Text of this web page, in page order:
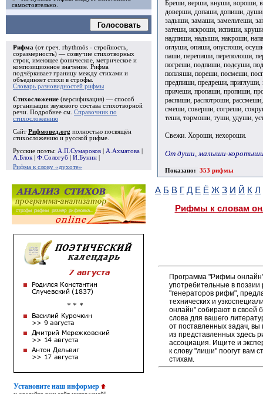
самостоятельно.
Голосовать
Рифма (от греч. rhythmós - стройность,
соразмерность) — созвучие стихотворных
строк, имеющее фоническое, метрическое и
композиционное значение. Рифма
подчёркивает границу между стихами и
объединяет стихи в строфы
Словарь разновидностей рифмы
Стихосложение (версификация) — способ
организации звукового состава стихотворной
речи. Подробнее см. Справочник по
стихосложению
Сайт Рифмовед.org полностью посвящён
стихосложению и русской рифме.
Русские поэты: А.П.Сумароков А.Ахматова
А.Блок
Ф.Сологуб И.Бунин
Рифма к слову «духоте»
Установите наш информер
Бреши, верши, внуши, вороши,
доверши, допаши, допиши,
задыши, замаши, замельтеши,
затеши, искроши, испиши,
надпиши, надыши, накроши,
оглуши, опиши, опустоши,
паши, перепиши, переполоши,
погреши, подпиши, подсуши,
попляши, пореши, посмеши,
предпиши, предреши,
причеши, пропаши, пропиши,
распиши, распотроши,
смеши, соверши, согреши,
теши, тормоши, туши, удуши,
Свежи. Хороши, нехороши.
От души, малыши-
Показано: 353 рифмы
А Б В Г Д Е Ё Ж З И Й К Л
Рифмы к словам
Программа "Рифмы
употребительные в
"генераторов рифм",
технических и
онлайн" собирают в своей
слова для вашего
от поставленных задач,
из представленных здесь
ассоциация. Ищите и
к слову "лиши" поогут вам
стихам.